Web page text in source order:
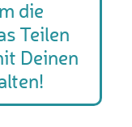
die
Teilen
Deinen